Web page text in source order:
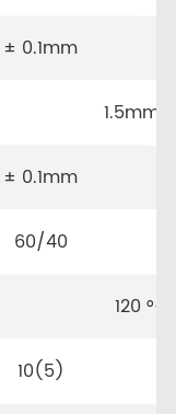
± 0.1mm
± 0.1mm
60/40
120 °-
10(5)